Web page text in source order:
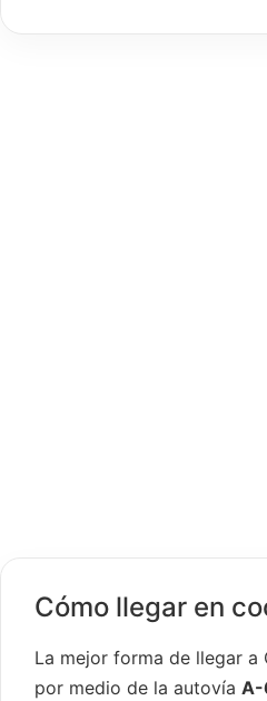
Cómo llegar en
La mejor forma de llegar a
por medio de la autovía A-